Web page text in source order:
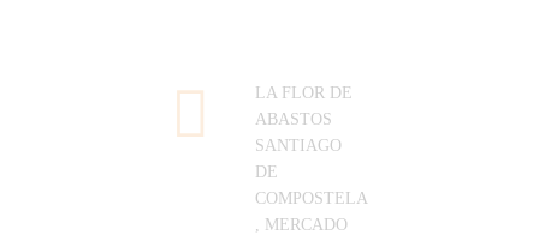
LA FLOR DE
ABASTOS
SANTIAGO
DE
COMPOSTELA
, MERCADO